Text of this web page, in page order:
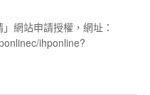
網站申請授權，網址：
ihponline?